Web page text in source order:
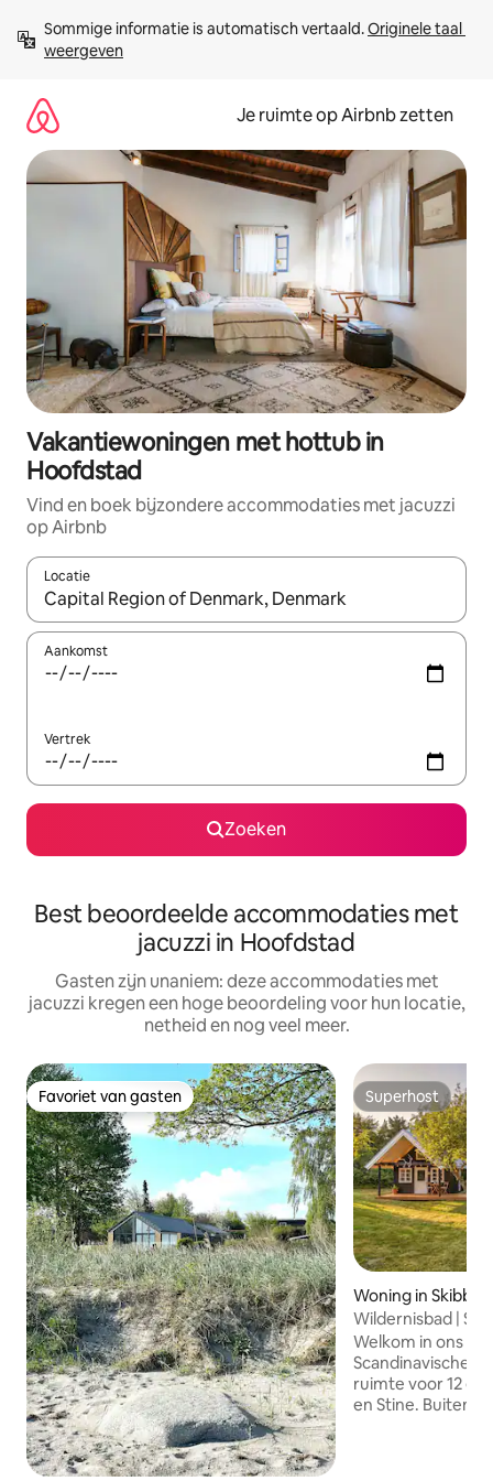
direct
naar
Sommige informatie is automatisch vertaald. Originele taal
weergeven
Je ruimte op Airbnb zetten
Vakantiewoningen met hottub in
Hoofdstad
Vind en boek bijzondere accommodaties met jacuzzi
op Airbnb
Locatie
Wanneer er suggesties beschikbaar zijn, maak je een keuze
Aankomst
Vertrek
Zoeken
Best beoordeelde accommodaties met
jacuzzi in Hoofdstad
Gasten zijn unaniem: deze accommodaties met
jacuzzi kregen een hoge beoordeling voor hun locatie,
netheid en nog veel meer.
Favoriet van gasten
Favoriet van gasten Superhost
Superhost
Woning in Skibby
Wildernisbad |
| Bioscoop
Welkom in ons
Scandinavische
ruimte voor 12 gasten. Wij
en Stine. Buiten heeft het huis een groot